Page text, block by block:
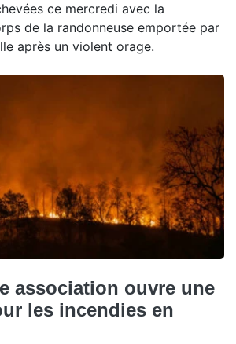
ce mercredi avec la
de la randonneuse emportée par
après un violent orage.
association ouvre une
les incendies en